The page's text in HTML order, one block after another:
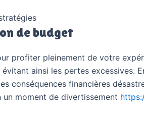
de budget
profiter pleinement de votre
ainsi les pertes excessives.
conséquences financières
moment de divertissement